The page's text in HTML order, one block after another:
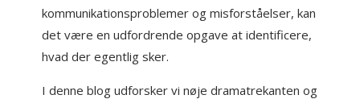
kommunikationsproblemer og misforståelser, kan
det være en udfordrende opgave at identificere,
hvad der egentlig sker.
I denne blog udforsker vi nøje dramatrekanten og